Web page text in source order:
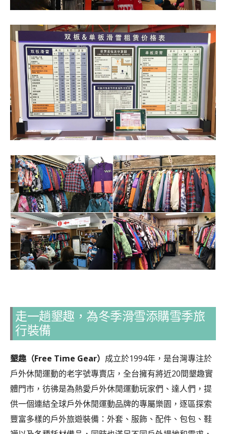
走一趟墾趣，為冬季滑雪添購雪季旅
行裝備
墾趣（Free Time Gear） 成立於1994年，是台灣專注於
戶外休閒運動的老字號專賣店，全台擁有將近20間墾趣實
體門市，彷彿是為熱愛戶外休閒運動玩家們、達人們，提
供一個連結全球戶外休閒運動品牌的專屬樂園，逐區探索
豐富多樣的戶外旅遊裝備：外套、服飾、配件、包包、鞋